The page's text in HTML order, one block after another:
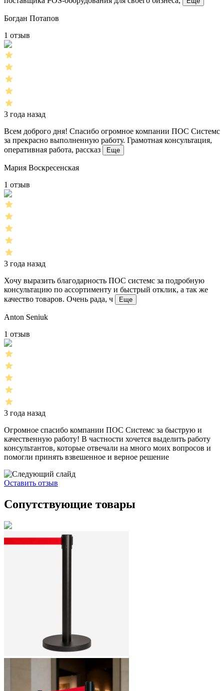
Богдан Потапов
1 отзыв
3 года назад
Всем доброго дня! Спасибо огромное компании ПОС Системс
за прекрасно выполненную работу. Грамотная консультация,
оперативная работа, рассказ
Еще
Мария Воскресенская
1 отзыв
3 года назад
Хочу выразить благодарность ПОС системс за подробную
консультацию по ассортименту и быстрый отклик, а так же
качество товаров. Очень рада, ч
Еще
Anton Seniuk
1 отзыв
3 года назад
Огромное спасибо компании ПОС Системс за быструю и
качественную работу! В частности хочется выделить работу
консультантов, которые отвечали на много моих вопросов и
помогли принять взвешенное и верное решение
Оставить отзыв
Сопутствующие товары